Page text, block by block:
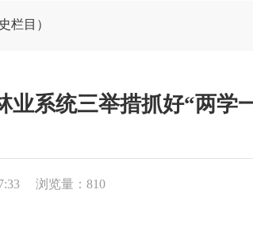
栏目）
业系统三举措抓好“两学
浏览量： 810